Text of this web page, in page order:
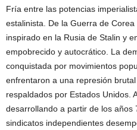
Fría entre las potencias
estalinista. De la Guerra de
inspirado en la Rusia de Stalin y
empobrecido y autocrático. La
conquistada por movimientos
enfrentaron a una represión
respaldados por Estados Unidos.
desarrollando a partir de los años
sindicatos independientes